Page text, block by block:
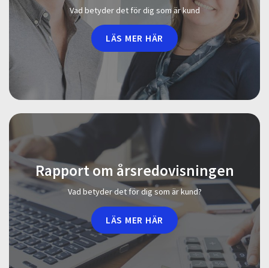
Vad betyder det för dig som är kund
LÄS MER HÄR
Rapport om årsredovisningen
Vad betyder det för dig som är kund?
LÄS MER HÄR